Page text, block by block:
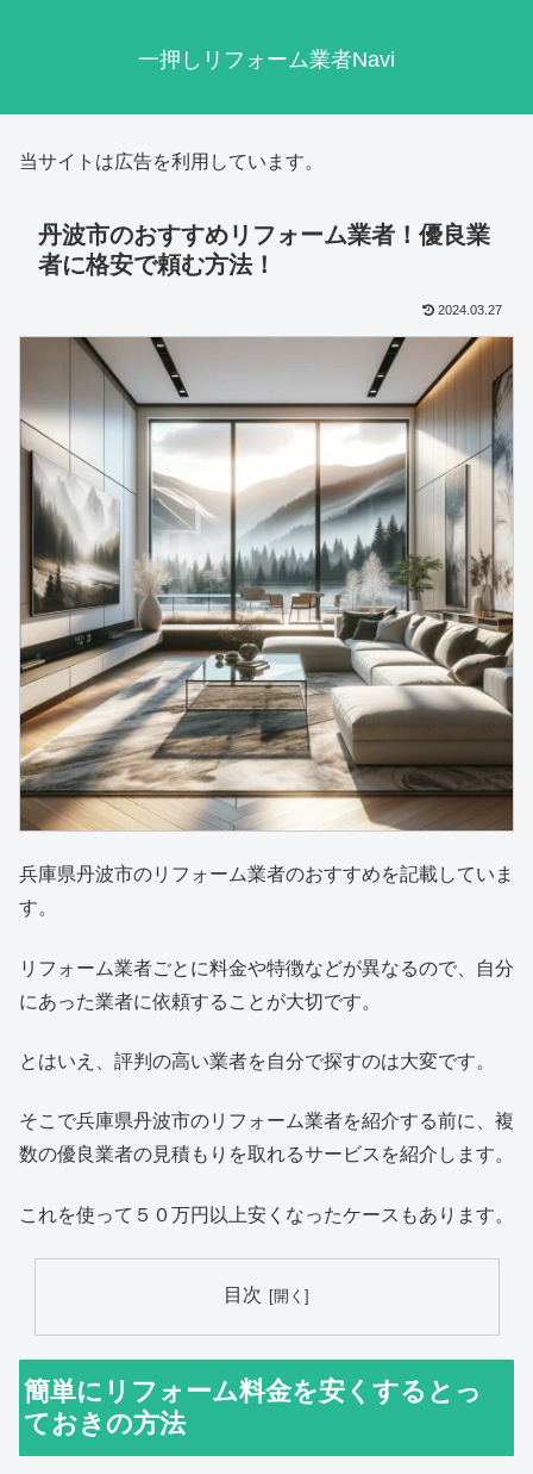
一押しリフォーム業者Navi
当サイトは広告を利用しています。
丹波市のおすすめリフォーム業者！優良業
者に格安で頼む方法！
2024.03.27
兵庫県丹波市のリフォーム業者のおすすめを記載していま
す。
リフォーム業者ごとに料金や特徴などが異なるので、自分
にあった業者に依頼することが大切です。
とはいえ、評判の高い業者を自分で探すのは大変です。
そこで兵庫県丹波市のリフォーム業者を紹介する前に、複
数の優良業者の見積もりを取れるサービスを紹介します。
これを使って５０万円以上安くなったケースもあります。
目次
簡単にリフォーム料金を安くするとっ
ておきの方法